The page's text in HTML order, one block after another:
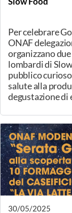
05/06/2025
Refrancore
delle vallate
Un viaggio alla
vallate alpine
mercoledì 5